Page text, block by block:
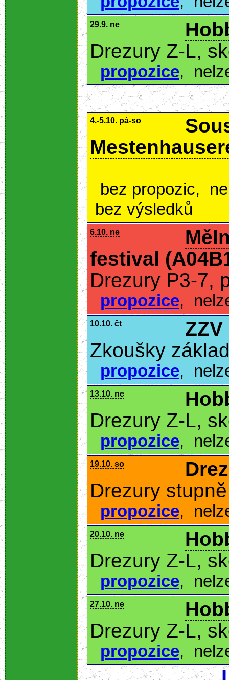
29.9. ne
Drezury Z-L,
propozice,
4.-5.10. pá-so
bez propozic,
bez výsledků
6.10. ne
festival
Drezury P3-7,
propozice,
10.10. čt
ZZV
Zkoušky
propozice,
13.10. ne
Drezury Z-L,
propozice,
19.10. so
Drezury
propozice,
20.10. ne
Drezury Z-L,
propozice,
27.10. ne
Drezury Z-L,
propozice,